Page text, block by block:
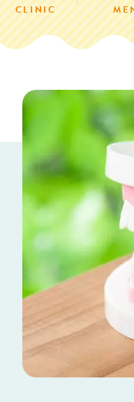
小児矯正
インプラント治療
アクティブシニア
CLINIC
小児歯科
義歯・入れ歯
談
マウスピース矯
無料相談